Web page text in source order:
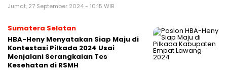
Jumat, 27 September 2024 - 10:15 WIB
Sumatera Selatan
HBA-Heny Menyatakan Siap Maju di
Kontestasi Pilkada 2024 Usai
Menjalani Serangkaian Tes
Kesehatan di RSMH